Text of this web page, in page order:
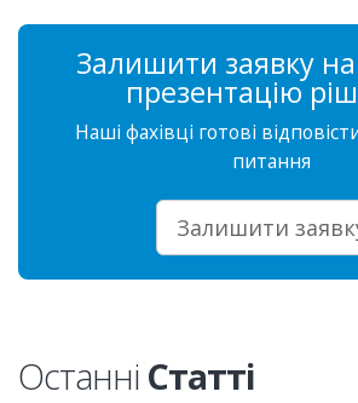
Залишити заявку
презентацію
Наші фахівці готові
питання
Залишити
Останні Статті